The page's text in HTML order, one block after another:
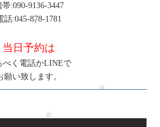
とで負担の蓄積を防ぐことができま
はどうすればいいですかA：首だけで
料理研究家は前傾姿勢や立ち作業、
に負担がかかりやすい職業です。早
直しで、仕事を続けやすい体づくり
まずこちらへRefresh Jamーロードマ
ューティー…予約可・LINE公式…予
帯:090-9136-3447
話:045-878-1781
当日予約は
べく電話かLINEで
願い致します。